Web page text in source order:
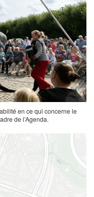
en ce qui concerne le
de l’Agenda.